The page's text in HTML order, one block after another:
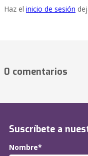
Haz el inicio de sesión
0 comentarios
Suscríbete a
Nombre*